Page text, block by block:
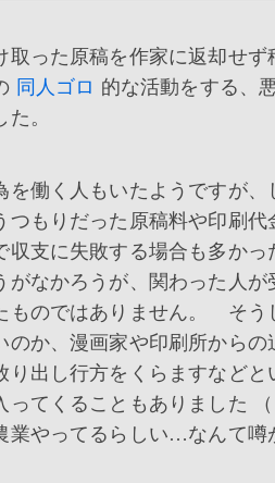
った原稿を作家に返却せず
同人ゴロ 的な活動をする、
。
働く人もいたようですが、
つもりだった原稿料や印刷代
収支に失敗する場合も多か
がなかろうが、関わった人が
ものではありません。 そう
のか、漫画家や印刷所からの
り出し行方をくらますなどと
ってくることもありました
業やってるらしい…なんて噂